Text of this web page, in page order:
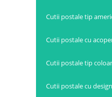
Cutii postale tip
Cutii postale cu
Cutii postale tip
Cutii postale cu